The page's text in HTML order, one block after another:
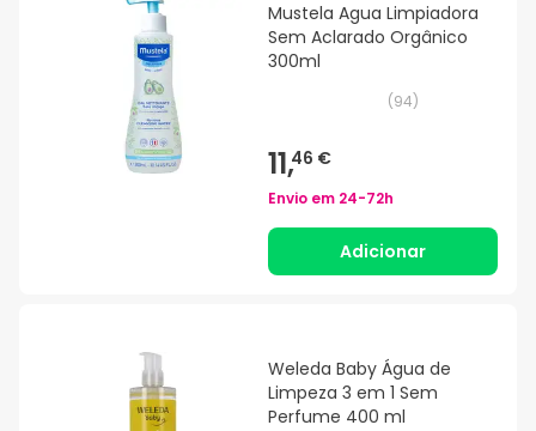
Mustela Agua Limpiadora
Sem Aclarado Orgânico
300ml
(94)
11,46 €
Envio em 24-72h
Adicionar
Weleda Baby Água de
Limpeza 3 em 1 Sem
Perfume 400 ml